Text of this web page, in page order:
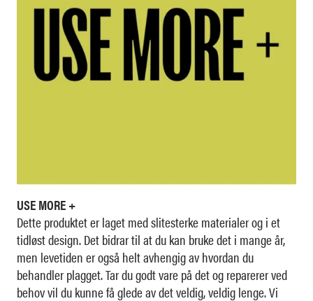
USE MORE +
Dette produktet er laget med slitesterke materialer og i et
tidløst design. Det bidrar til at du kan bruke det i mange år,
men levetiden er også helt avhengig av hvordan du
behandler plagget. Tar du godt vare på det og reparerer ved
behov vil du kunne få glede av det veldig, veldig lenge. Vi